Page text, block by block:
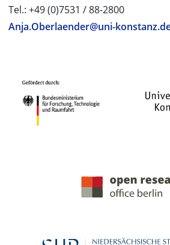
Tel.: +49 (0)7531 / 88-2800
Anja.Oberlaender@uni-